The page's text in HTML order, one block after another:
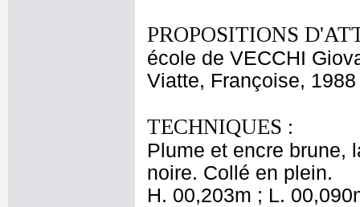
PROPOSITIONS
école de VECCHI
Viatte, Françoise, 1988
TECHNIQUES :
Plume et encre brune,
noire. Collé en plein.
H. 00,203m ; L.